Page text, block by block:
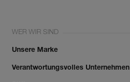
WER WIR SIND
Unsere Marke
Verantwortungsvolles Unternehmen